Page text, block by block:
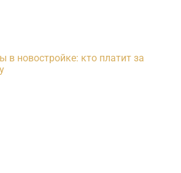
в новостройке: кто платит за